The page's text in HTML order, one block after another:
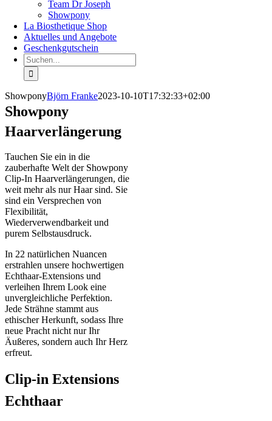
Team Dr Joseph
Showpony
La Biosthetique Shop
Aktuelles und Angebote
Geschenkgutschein
Suche
nach:
ShowponyBjörn Franke2023-10-10T17:32:33+02:00
Showpony
Haarverlängerung
Tauchen Sie ein in die
zauberhafte Welt der Showpony
Clip-In Haarverlängerungen, die
weit mehr als nur Haar sind. Sie
sind ein Versprechen von
Flexibilität,
Wiederverwendbarkeit und
purem Selbstausdruck.
In 22 natürlichen Nuancen
erstrahlen unsere hochwertigen
Echthaar-Extensions und
verleihen Ihrem Look eine
unvergleichliche Perfektion.
Jede Strähne stammt aus
ethischer Herkunft, sodass Ihre
neue Pracht nicht nur Ihr
Äußeres, sondern auch Ihr Herz
erfreut.
Clip-in Extensions
Echthaar